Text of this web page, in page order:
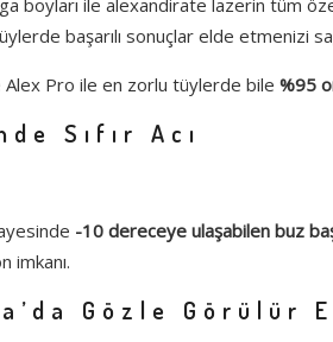
boyları ile alexandirate lazerin tüm
başarılı sonuçlar elde etmenizi
Alex Pro ile en zorlu tüylerde bile %95
Sıfır Acı
-10 dereceye ulaşabilen buz
imkanı.
Gözle Görülür